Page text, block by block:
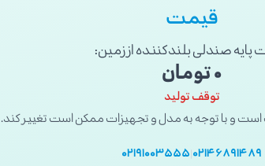
قیمت
صندلی بلندکننده از زمین:
۰ تومان
توقف تولید
و با توجه به مدل و تجهیزات ممکن است تغییر کند.
۰۲۱۴۶۸۹۱۴۸۹|۰۲۱۹۱۰۰۳۵۵۵